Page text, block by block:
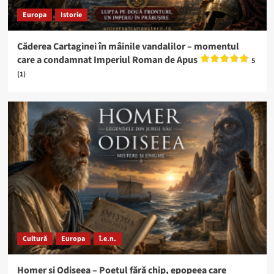
Europa Istorie
Căderea Cartaginei în mâinile vandalilor – momentul
care a condamnat Imperiul Roman de Apus
5
(1)
Cultură Europa î.e.n.
Homer și Odiseea – Poetul fără chip, epopeea care